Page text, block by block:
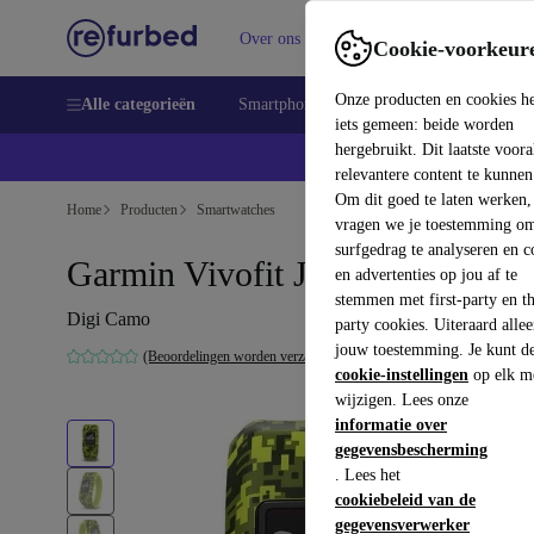
Cookie-
Onze producten en cookies
iets gemeen: beide worden
hergebruikt. Dit laatste
relevantere content te
Om dit goed te laten werken,
vragen we je toestemming
surfgedrag te analyseren en
en advertenties op jou af te
stemmen met first-party en
party cookies. Uiteraard
jouw toestemming. Je kunt
cookie-instellingen op elk
wijzigen. Lees onze
informatie over
gegevensbescherming
. Lees het
cookiebeleid van de
gegevensverwerker
Over ons Verkopen Support
Alle categorieën Smartphones Laptops Tablets
Home Producten Smartwatches
Garmin Vivofit Jr (2016)
Digi Camo
(Beoordelingen worden verzameld)